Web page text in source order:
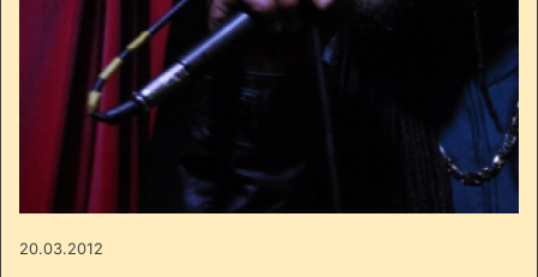
20.03.2012